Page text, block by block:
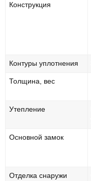
Конструкция
Контуры уплотнения
Толщина, вес
Утепление
Основной замок
Отделка снаружи